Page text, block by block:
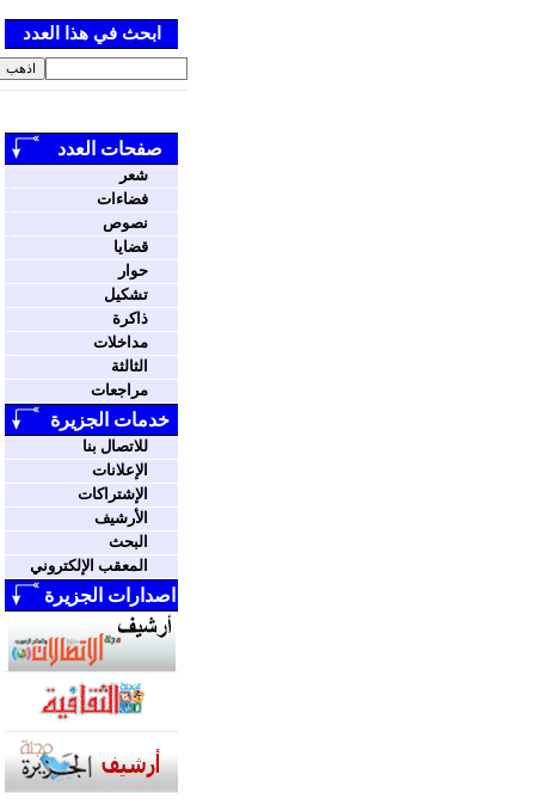
ابحث في هذا العدد
صفحات العدد
شعر
فضاءات
نصوص
قضايا
حوار
تشكيل
ذاكرة
مداخلات
الثالثة
مراجعات
خدمات الجزيرة
للاتصال بنا
الإعلانات
الإشتراكات
الأرشيف
البحث
المعقب الإلكتروني
اصدارات الجزيرة